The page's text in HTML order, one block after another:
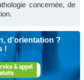
concernée, de
d'orientation ?
!